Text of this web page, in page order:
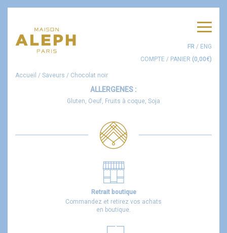
FR / ENG
COMPTE / PANIER (0,00€)
Accueil / Saveurs / Chocolat noir
ALLERGENES :
Gluten, Oeuf, Fruits à coque, Soja
Retrait boutique
Commandez et retirez vos achats
en boutique.